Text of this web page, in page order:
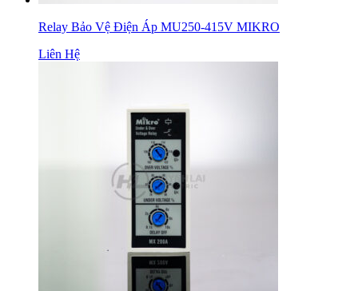
Relay Bảo Vệ Điện Áp MU250-415V MIKRO
Liên Hệ